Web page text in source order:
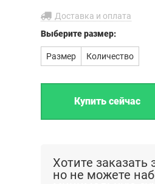
Доставка и оплата
Выберитеразмер:
Размер Количество
Хотите заказать
но не можете